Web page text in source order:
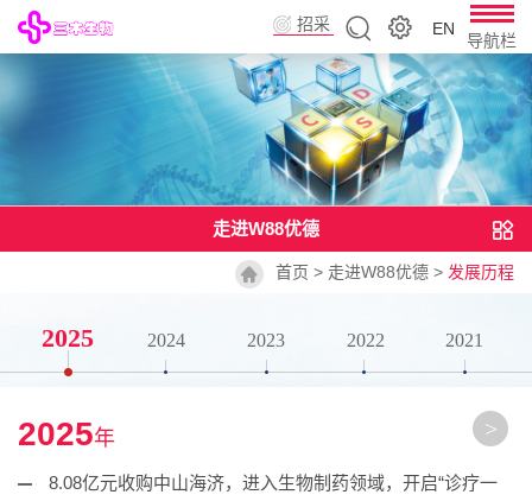
EN
招采
导航栏
走进W88优德
首页 > 走进W88优德 > 发展历程
2025 2024 2023 2022 2021
2025年
8.08亿元收购中山海济，进入生物制药领域，开启“诊疗一
>